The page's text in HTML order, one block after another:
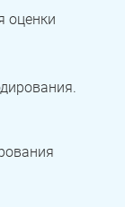
оценки